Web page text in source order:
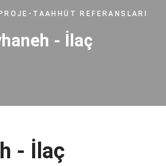
TAAHHÜT REFERANSLARI
- İlaç
- İlaç